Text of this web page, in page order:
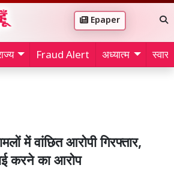
Epaper
Fraud Alert अध्यात्म
में वांछित आरोपी गिरफ्तार,
करने का आरोप